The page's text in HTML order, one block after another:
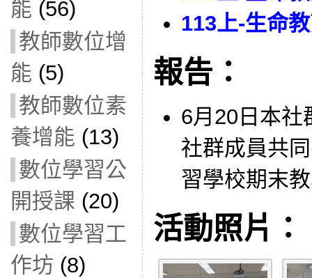
能 (56)
教師數位增
能 (5)
教師數位素
養增能 (13)
數位學習公
開授課 (20)
數位學習工
作坊 (8)
113上-生命
報告：
6月20日本社
社群成員共
習學校期末
活動照片：